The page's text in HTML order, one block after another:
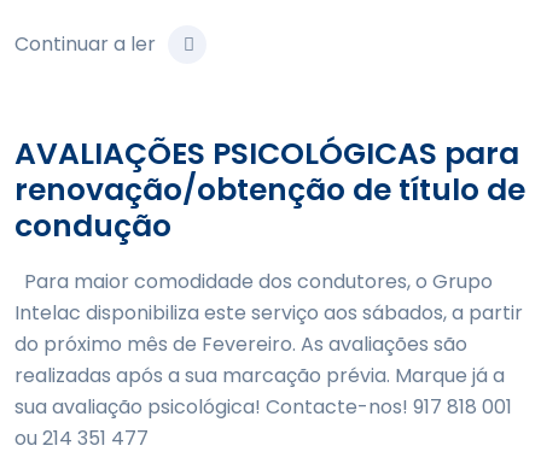
Continuar a ler
AVALIAÇÕES PSICOLÓGICAS para
renovação/obtenção de título de
condução
Para maior comodidade dos condutores, o Grupo
Intelac disponibiliza este serviço aos sábados, a partir
do próximo mês de Fevereiro. As avaliações são
realizadas após a sua marcação prévia. Marque já a
sua avaliação psicológica! Contacte-nos! 917 818 001
ou 214 351 477